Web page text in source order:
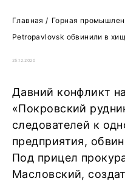
Главная / Горная
Petropavlovsk обвинили в
25.12.2020
Давний конфликт
«Покровский
следователей к
предприятия,
Под прицел
Масловский,